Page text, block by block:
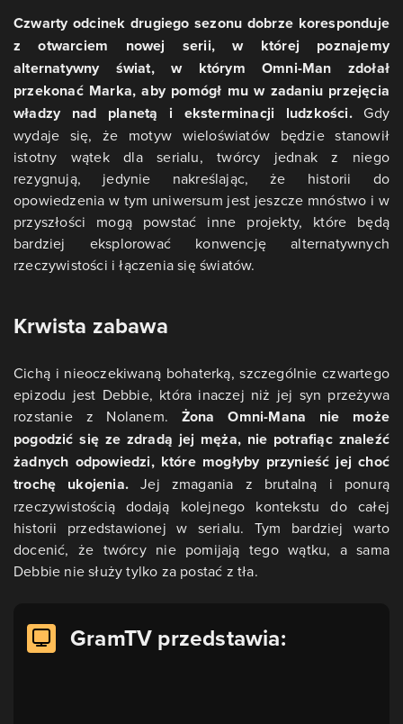
Czwarty odcinek drugiego sezonu dobrze koresponduje
z otwarciem nowej serii, w której poznajemy
alternatywny świat, w którym Omni-Man zdołał
przekonać Marka, aby pomógł mu w zadaniu przejęcia
władzy nad planetą i eksterminacji ludzkości.Gdy
wydaje się, że motyw wieloświatów będzie stanowił
istotny wątek dla serialu, twórcy jednak z niego
rezygnują, jedynie nakreślając, że historii do
opowiedzenia w tym uniwersum jest jeszcze mnóstwo i w
przyszłości mogą powstać inne projekty, które będą
bardziej eksplorować konwencję alternatywnych
rzeczywistości i łączenia się światów.
Krwista zabawa
Cichą i nieoczekiwaną bohaterką, szczególnie czwartego
epizodu jest Debbie, która inaczej niż jej syn przeżywa
rozstanie z Nolanem. Żona Omni-Mana nie może
pogodzić się ze zdradą jej męża, nie potrafiąc znaleźć
żadnych odpowiedzi, które mogłyby przynieść jej choć
trochę ukojenia. Jej zmagania z brutalną i ponurą
rzeczywistością dodają kolejnego kontekstu do całej
historii przedstawionej w serialu. Tym bardziej warto
docenić, że twórcy nie pomijają tego wątku, a sama
Debbie nie służy tylko za postać z tła.
GramTV przedstawia: